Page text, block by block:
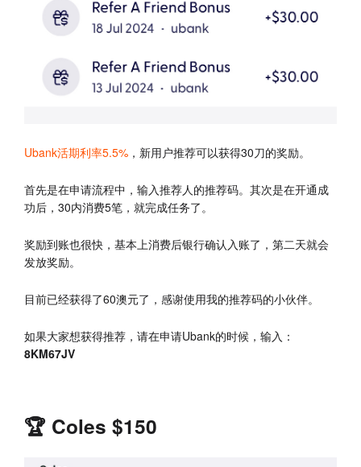
Ubank活期利率5.5% ，新用户推荐可以获得30刀的奖励。
首先是在申请流程中，输入推荐人的推荐码。其次是在开通成
功后，30内消费5笔，就完成任务了。
奖励到账也很快，基本上消费后银行确认入账了，第二天就会
发放奖励。
目前已经获得了60澳元了，感谢使用我的推荐码的小伙伴。
如果大家想获得推荐，请在申请Ubank的时候，输入：
8KM67JV
🏆 Coles $150